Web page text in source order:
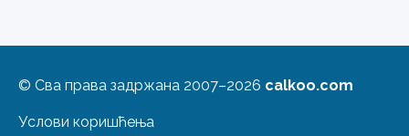
© Сва права задржана 2007–2026 calkoo.com
Услови коришћења